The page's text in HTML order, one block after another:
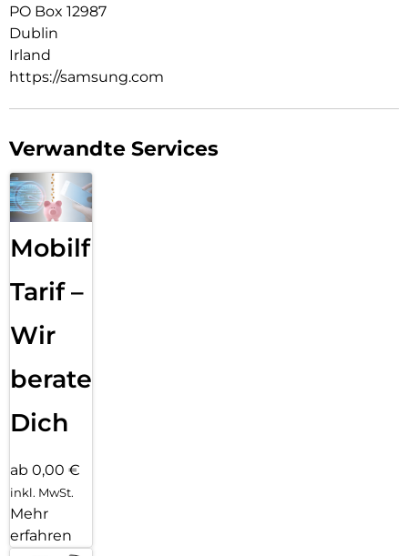
PO Box 12987
Dublin
Irland
https://samsung.com
Verwandte Services
Mobilfunk
Tarif –
Wir
beraten
Dich
ab 0,00 €
inkl. MwSt.
Mehr
erfahren